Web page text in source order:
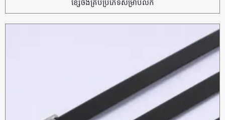
ខ្សែចងគ្រប់ប្រភេទសម្រាប់លក់